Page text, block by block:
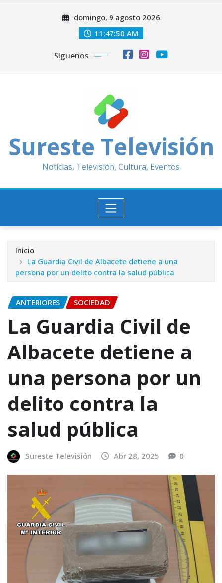
domingo, 9 agosto 2026
11:47:52 AM
Síguenos
Sureste Televisión
Noticias, Televisión, Cultura, Eventos
Inicio
La Guardia Civil de Albacete detiene a una
persona por un delito contra la salud pública
ANTERIORES SOCIEDAD
La Guardia Civil de
Albacete detiene a
una persona por un
delito contra la
salud pública
Sureste Televisión Abr 28, 2025 0